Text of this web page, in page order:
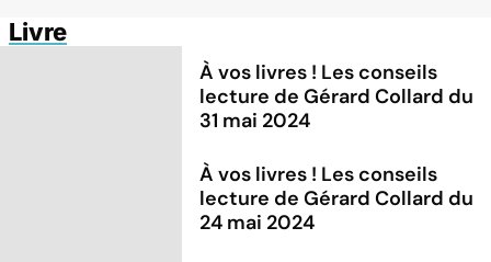
Livre
À vos livres ! Les conseils
lecture de Gérard Collard du
31 mai 2024
À vos livres ! Les conseils
lecture de Gérard Collard du
24 mai 2024